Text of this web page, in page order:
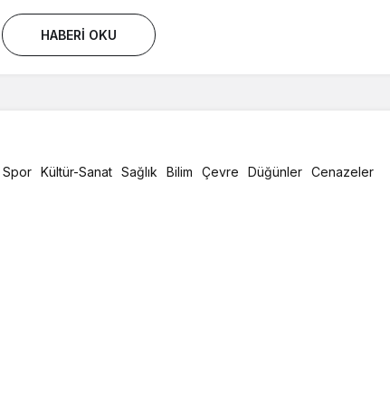
HABERI OKU
Spor Kültür-Sanat Sağlık Bilim Çevre Düğünler Cenazeler